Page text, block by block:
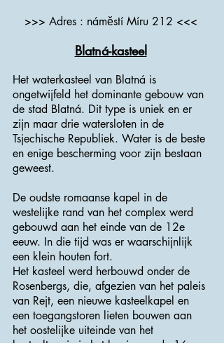
>>> Adres : náměstí Míru 212 <<<
Blatná-kasteel
Het waterkasteel van Blatná is
ongetwijfeld het dominante gebouw van
de stad Blatná. Dit type is uniek en er
zijn maar drie watersloten in de
Tsjechische Republiek. Water is de beste
en enige bescherming voor zijn bestaan ​​
geweest.
De oudste romaanse kapel in de
westelijke rand van het complex werd
gebouwd aan het einde van de 12e
eeuw. In die tijd was er waarschijnlijk
een klein houten fort.
Het kasteel werd herbouwd onder de
Rosenbergs, die, afgezien van het paleis
van Rejt, een nieuwe kasteelkapel en
een toegangstoren lieten bouwen aan
het oostelijke uiteinde van het
kasteelterrein in het begin van de 16e en